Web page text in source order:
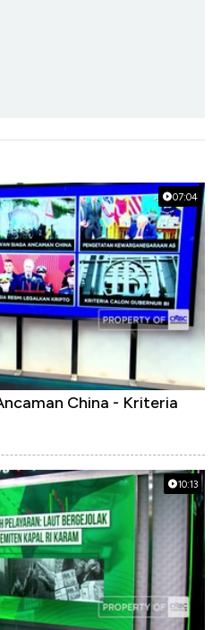
07:04
China - Kriteria
10:13